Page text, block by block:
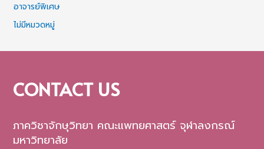
อาจารย์พิเศษ
ไม่มีหมวดหมู่
CONTACT US
ภาควิชาจักษุวิทยา คณะแพทยศาสตร์ จุฬาลงกรณ์
มหาวิทยาลัย